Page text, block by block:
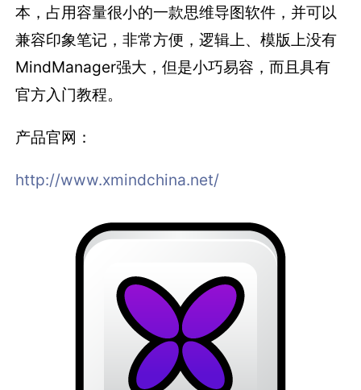
本，占用容量很小的一款思维导图软件，并可以
兼容印象笔记，非常方便，逻辑上、模版上没有
MindManager强大，但是小巧易容，而且具有
官方入门教程。
产品官网：
http://www.xmindchina.net/